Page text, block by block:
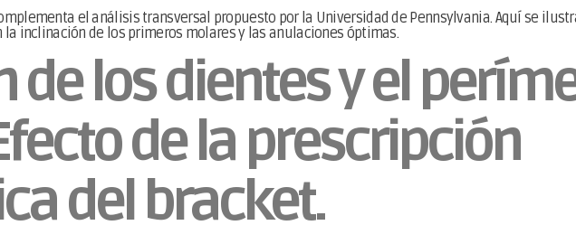
el análisis transversal propuesto por la Universidad de Pennsylvania. Aquí se
la inclinación de los primeros molares y las anulaciones óptimas.
de los dientes y el
de la prescripción
del bracket.